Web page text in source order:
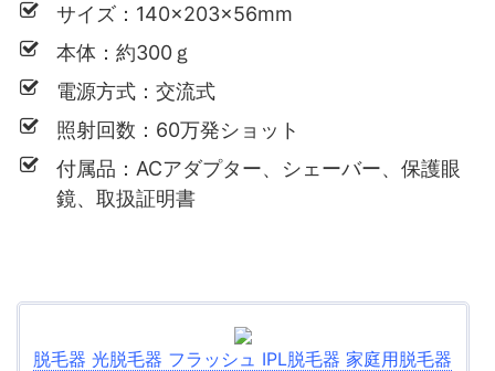
サイズ：140×203×56mm
本体：約300ｇ
電源方式：交流式
照射回数：60万発ショット
付属品：ACアダプター、シェーバー、保護眼
鏡、取扱証明書
脱毛器 光脱毛器 フラッシュ IPL脱毛器 家庭用脱毛器